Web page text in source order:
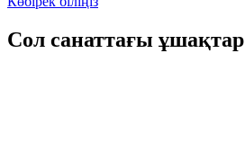
Сол санаттағы ұшақтар